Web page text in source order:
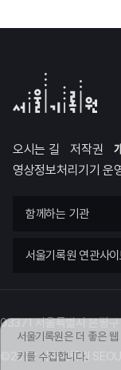
서울기록원은 더 좋은
키를 수집합니다.
오시는 길 저작권
영상정보처리기기 운
함께하는 기관
서울기록원 연관사
03371 서울특별시 은평
©2023 서울기록원